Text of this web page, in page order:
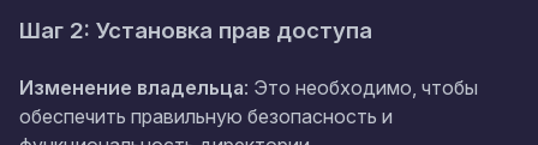
Шаг 2: Установка прав доступа
Изменение владельца: Это необходимо, чтобы
обеспечить правильную безопасность и